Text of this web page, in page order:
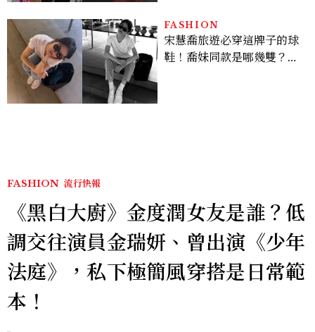
看點懶人包
FASHION
宋慧喬旅遊必穿這牌子的球
鞋！喬妹同款是哪幾雙？
FASHION 流行快報
《黑白大廚》金度潤女友是誰？低
調交往演員金瑞妍、曾出演《少年
法庭》，私下極簡風穿搭是日常範
本！